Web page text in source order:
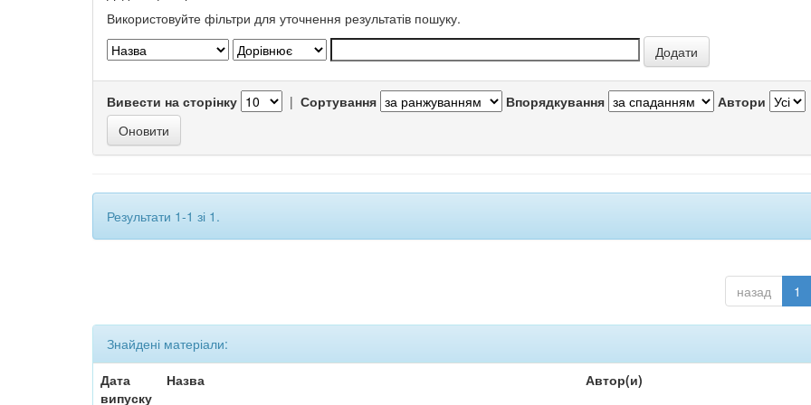
Використовуйте фільтри для уточнення результатів пошуку.
Вивести на сторінку | Сортування Впорядкування Автори
Результати 1-1 зі 1.
назад 1
Знайдені матеріали:
Дата
випуску
Назва Автор(и)